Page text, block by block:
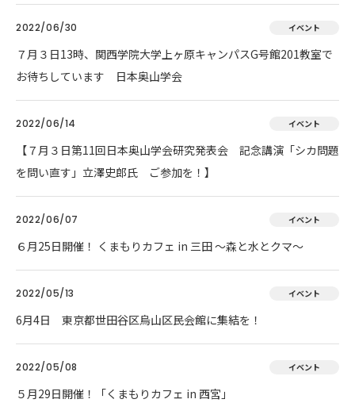
2022/06/30 イベント
７月３日13時、関西学院大学上ヶ原キャンパスG号館201教室で
お待ちしています 日本奥山学会
2022/06/14 イベント
【７月３日第11回日本奥山学会研究発表会 記念講演「シカ問題
を問い直す」立澤史郎氏 ご参加を！】
2022/06/07 イベント
６月25日開催！ くまもりカフェ in 三田 ～森と水とクマ～
2022/05/13 イベント
6月4日 東京都世田谷区烏山区民会館に集結を！
2022/05/08 イベント
５月29日開催！「くまもりカフェ in 西宮」